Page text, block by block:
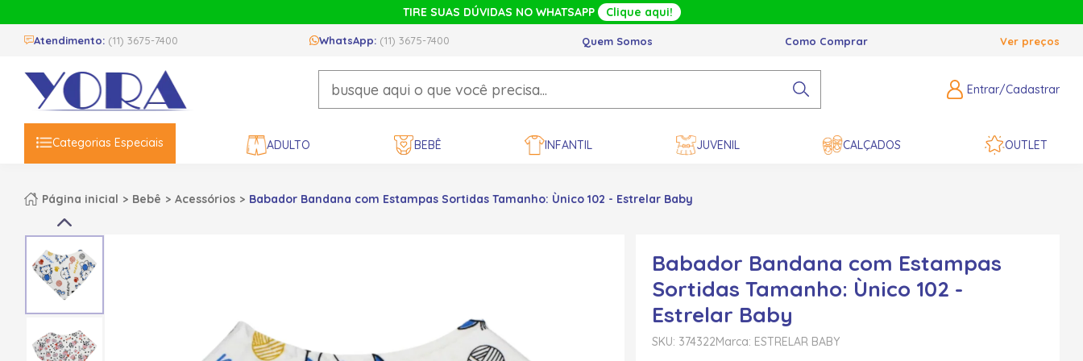
TIRE SUAS DÚVIDAS NO WHATSAPP Clique aqui!
Atendimento: (11) 3675-7400 WhatsApp: (11) 3675-7400 Quem Somos Como Comprar Ver preços
Entrar/Cadastrar
Categorias Especiais ADULTO BEBÊ INFANTIL JUVENIL CALÇADOS OUTLET
Página inicial Bebê Acessórios Babador Bandana com Estampas Sortidas Tamanho: Ùnico 102 - Estrelar Baby
Babador Bandana com Estampas
Sortidas Tamanho: Ùnico 102 -
Estrelar Baby
SKU: 374322Marca: ESTRELAR BABY